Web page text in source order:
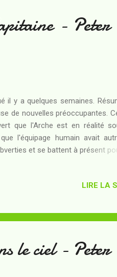
- Peter
il y a quelques semaines.
de nouvelles préoccupantes.
que l'Arche est en réalité
l'équipage humain avait
et se battent à présent
informer la populationLIRE LA
le ciel - Peter